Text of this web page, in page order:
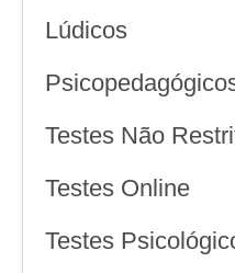
Lúdicos
Testes Não
Testes Online
Testes